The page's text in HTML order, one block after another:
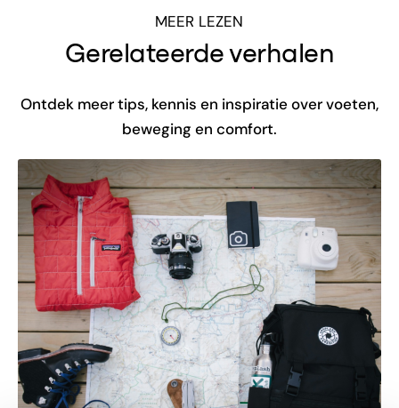
MEER LEZEN
Gerelateerde verhalen
Ontdek meer tips, kennis en inspiratie over voeten,
beweging en comfort.